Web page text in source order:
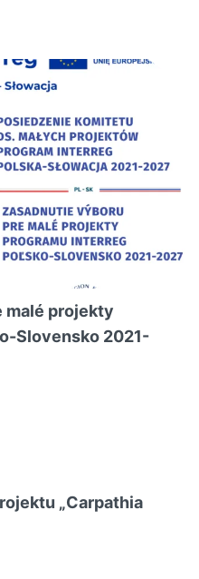
malé projekty
Slovensko 2021-
„Carpathia